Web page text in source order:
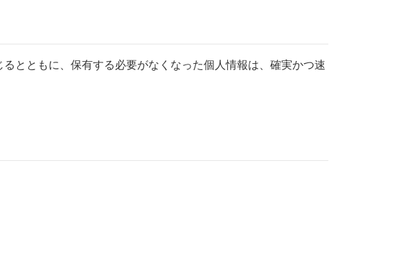
とともに、保有する必要がなくなった個人情報は、確実かつ速